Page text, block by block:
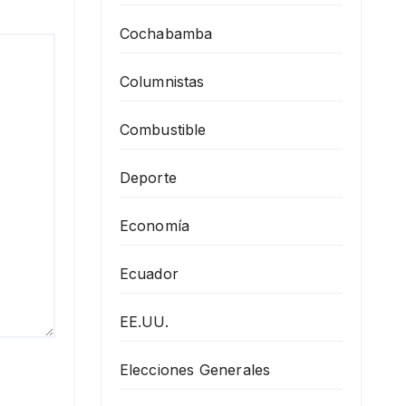
Cochabamba
Columnistas
Combustible
Deporte
Economía
Ecuador
EE.UU.
Elecciones Generales